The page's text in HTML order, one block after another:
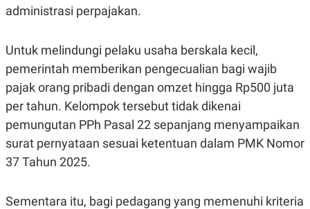
administrasi perpajakan.
Untuk melindungi pelaku usaha berskala kecil,
pemerintah memberikan pengecualian bagi wajib
pajak orang pribadi dengan omzet hingga Rp500 juta
per tahun. Kelompok tersebut tidak dikenai
pemungutan PPh Pasal 22 sepanjang menyampaikan
surat pernyataan sesuai ketentuan dalam PMK Nomor
37 Tahun 2025.
Sementara itu, bagi pedagang yang memenuhi kriteria